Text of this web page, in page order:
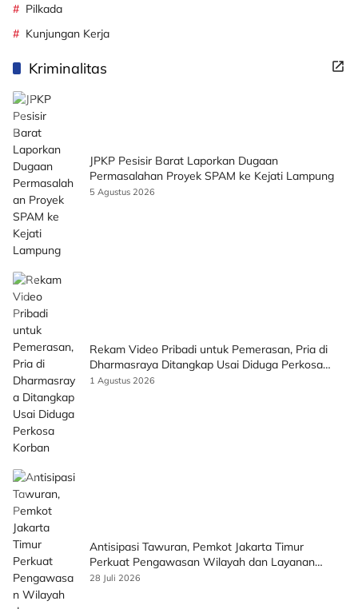
Pilkada
Kunjungan Kerja
Kriminalitas
JPKP Pesisir Barat Laporkan Dugaan
Permasalahan Proyek SPAM ke Kejati Lampung
5 Agustus 2026
Rekam Video Pribadi untuk Pemerasan, Pria di
Dharmasraya Ditangkap Usai Diduga Perkosa
Korban
1 Agustus 2026
Antisipasi Tawuran, Pemkot Jakarta Timur
Perkuat Pengawasan Wilayah dan Layanan
Publik
28 Juli 2026